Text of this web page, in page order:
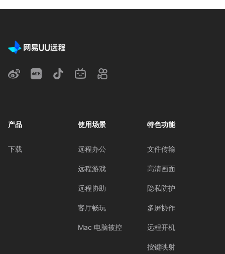
产品
下载
使用场景
远程办公
远程游戏
远程协助
客厅畅玩
Mac 电脑被控
特色功能
文件传输
高清画面
隐私防护
多屏协作
远程开机
按键映射